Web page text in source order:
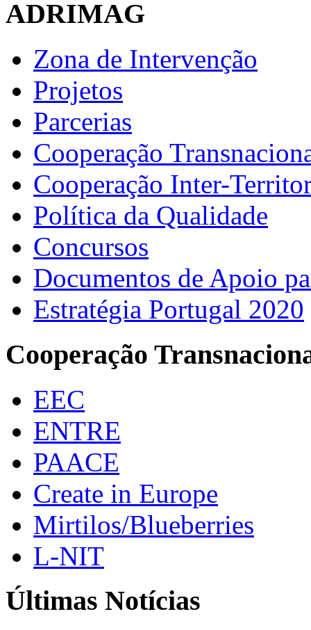
ADRIMAG
Zona de Intervenção
Projetos
Parcerias
Cooperação
Cooperação Inter-
Política da Qualidade
Concursos
Documentos de Apoio
Estratégia Portugal 2020
Cooperação
EEC
ENTRE
PAACE
Create in Europe
Mirtilos/Blueberries
L-NIT
Últimas Notícias